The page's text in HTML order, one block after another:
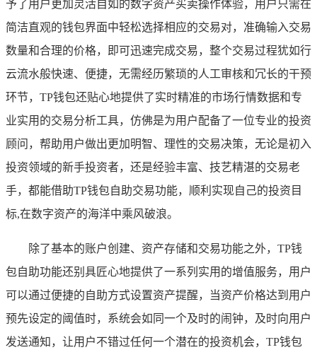
予了用户更加灵活自如的数字资产买卖操作体验，用户只需在
简洁直观的钱包界面中轻松选择相应的交易对，准确输入交易
数量和合理的价格，即可迅速完成交易，整个交易过程犹如行
云流水般快速、便捷，无需经历繁琐的人工审核和冗长的干预
环节，TP钱包还贴心地提供了实时精准的市场行情数据和专
业实用的交易分析工具，仿佛是为用户配备了一位专业的投资
顾问，帮助用户做出更加明智、理性的交易决策，无论是初入
投资领域的新手投资者，还是经验丰富、技艺精湛的交易老
手，都能借助TP钱包自助交易功能，顺利实现自己的投资目
标,在数字资产的海洋中乘风破浪。
除了基本的账户创建、资产存储和交易功能之外，TP钱
包自助功能还别具匠心地提供了一系列实用的增值服务，用户
可以通过便捷的自助方式设置资产提醒，当资产价格达到用户
预先设定的阈值时，系统会如同一个及时的闹钟，及时向用户
发送通知，让用户不错过任何一个潜在的投资机会，TP钱包